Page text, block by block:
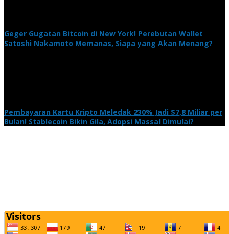
Geger Gugatan Bitcoin di New York! Perebutan Wallet
Satoshi Nakamoto Memanas, Siapa yang Akan Menang?
Pembayaran Kartu Kripto Meledak 230% Jadi $7,8 Miliar per
Bulan! Stablecoin Bikin Gila, Adopsi Massal Dimulai?